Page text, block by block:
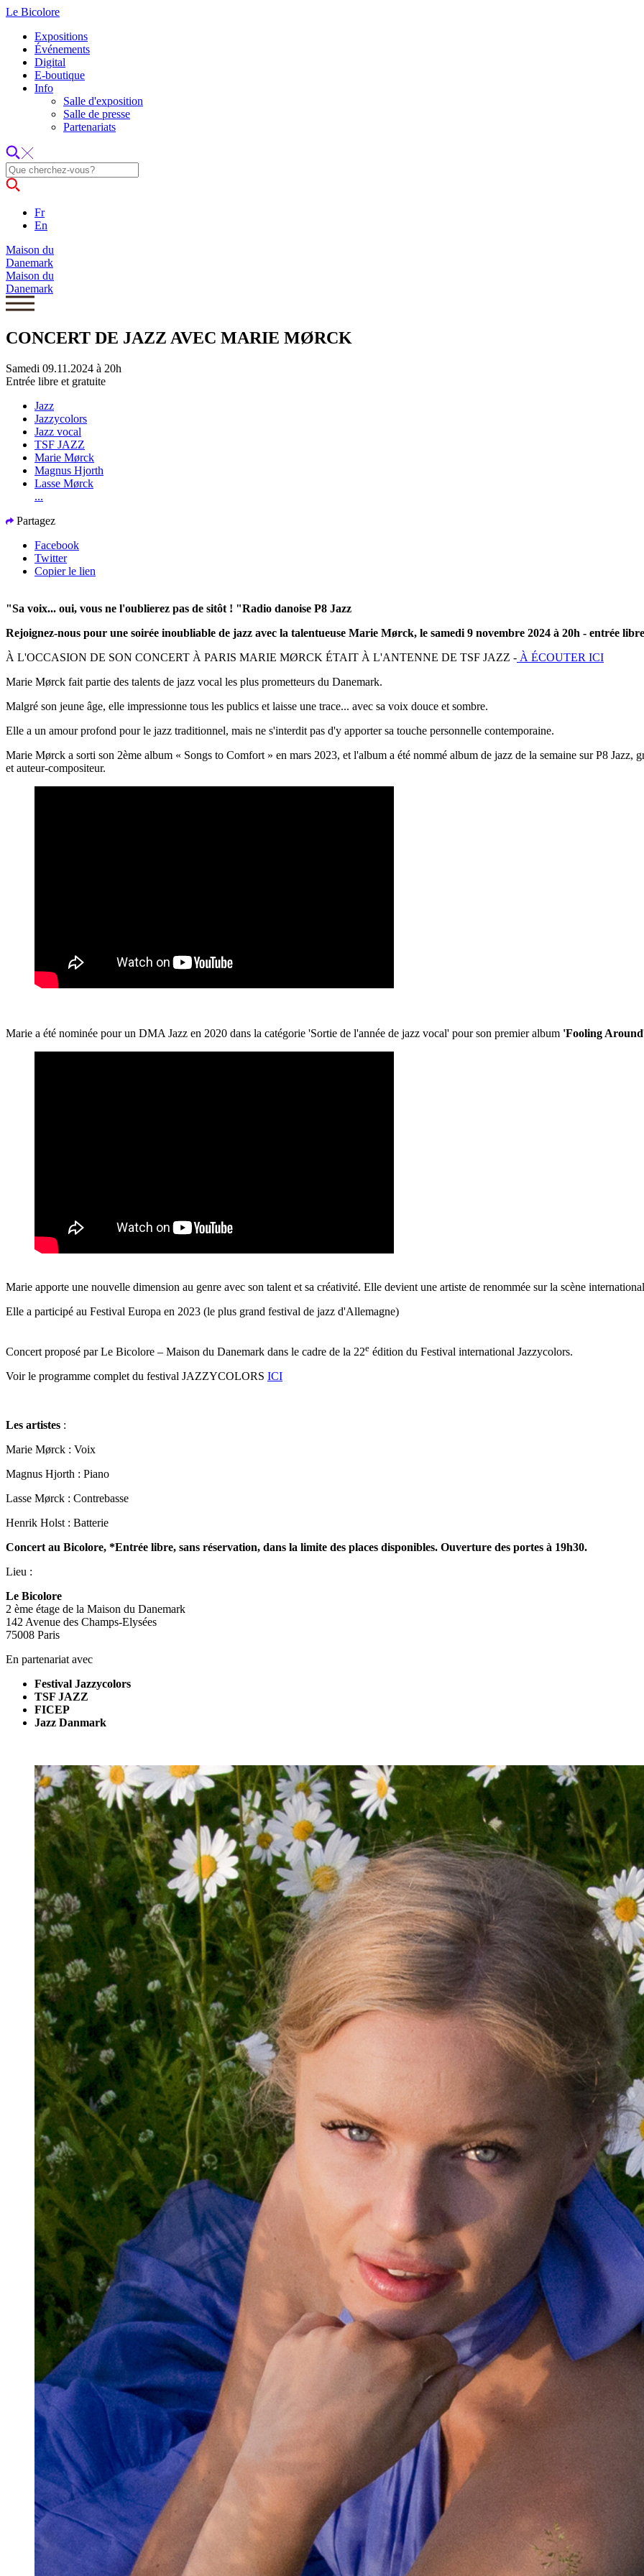
Le Bicolore
Expositions
Événements
Digital
E-boutique
Info
Salle d'exposition
Salle de presse
Partenariats
Fr
En
Maison du
Danemark
Maison du
Danemark
CONCERT DE JAZZ AVEC MARIE MØRCK
Samedi 09.11.2024 à 20h
Entrée libre et gratuite
Jazz
Jazzycolors
Jazz vocal
TSF JAZZ
Marie Mørck
Magnus Hjorth
Lasse Mørck
...
Partagez
Facebook
Twitter
Copier le lien
"Sa voix... oui, vous ne l'oublierez pas de sitôt ! "Radio danoise P8 Jazz
Rejoignez-nous pour une soirée inoubliable de jazz avec la talentueuse Marie Mørck, le samedi 9 novembre 2024 à 20h - entrée
À L'OCCASION DE SON CONCERT À PARIS MARIE MØRCK ÉTAIT À L'ANTENNE DE TSF JAZZ - À ÉCOUTER ICI
Marie Mørck fait partie des talents de jazz vocal les plus prometteurs du Danemark.
Malgré son jeune âge, elle impressionne tous les publics et laisse une trace... avec sa voix douce et sombre.
Elle a un amour profond pour le jazz traditionnel, mais ne s'interdit pas d'y apporter sa touche personnelle contemporaine.
Marie Mørck a sorti son 2ème album « Songs to Comfort » en mars 2023, et l'album a été nommé album de jazz de la semaine sur P8 Jazz,
et auteur-compositeur.
Marie a été nominée pour un DMA Jazz en 2020 dans la catégorie 'Sortie de l'année de jazz vocal' pour son premier album 'Fooling Around
Marie apporte une nouvelle dimension au genre avec son talent et sa créativité. Elle devient une artiste de renommée sur la scène
Elle a participé au Festival Europa en 2023 (le plus grand festival de jazz d'Allemagne)
Concert proposé par Le Bicolore – Maison du Danemark dans le cadre de la 22e édition du Festival international Jazzycolors.
Voir le programme complet du festival JAZZYCOLORS ICI
Les artistes :
Marie Mørck : Voix
Magnus Hjorth : Piano
Lasse Mørck : Contrebasse
Henrik Holst : Batterie
Concert au Bicolore, *Entrée libre, sans réservation, dans la limite des places disponibles. Ouverture des portes à 19h30.
Lieu :
Le Bicolore
2 ème étage de la Maison du Danemark
142 Avenue des Champs-Elysées
75008 Paris
En partenariat avec
Festival Jazzycolors
TSF JAZZ
FICEP
Jazz Danmark